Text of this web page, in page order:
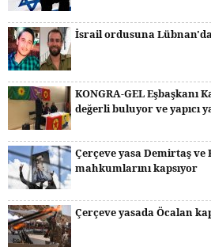
İsrail ordusuna
KONGRA-GEL Eşbaşkanı
değerli buluyor ve yapıcı
Çerçeve yasa Demirtaş ve
mahkumlarını kapsıyor
Çerçeve yasada Öcalan